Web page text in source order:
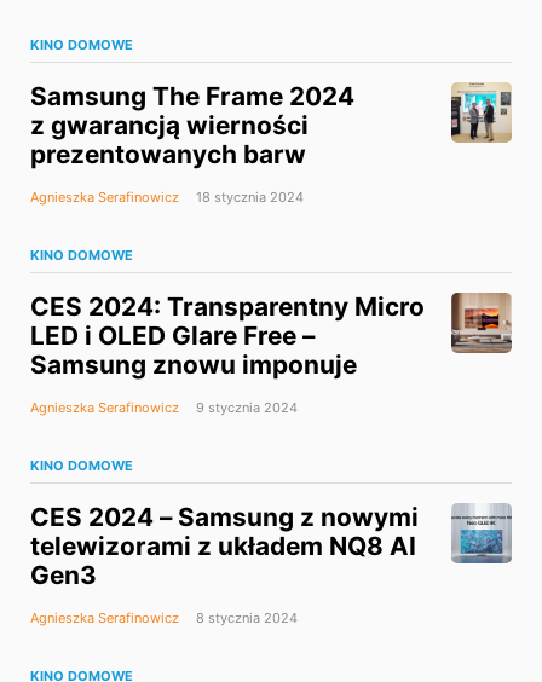
KINO DOMOWE
Samsung The Frame 2024
z gwarancją wierności
prezentowanych barw
Agnieszka Serafinowicz 18 stycznia 2024
KINO DOMOWE
CES 2024: Transparentny Micro
LED i OLED Glare Free –
Samsung znowu imponuje
Agnieszka Serafinowicz 9 stycznia 2024
KINO DOMOWE
CES 2024 – Samsung z nowymi
telewizorami z układem NQ8 AI
Gen3
Agnieszka Serafinowicz 8 stycznia 2024
KINO DOMOWE